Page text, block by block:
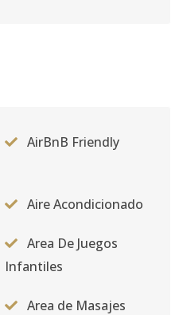
AirBnB Friendly
Aire Acondicionado
Area De Juegos
Infantiles
Area de Masajes